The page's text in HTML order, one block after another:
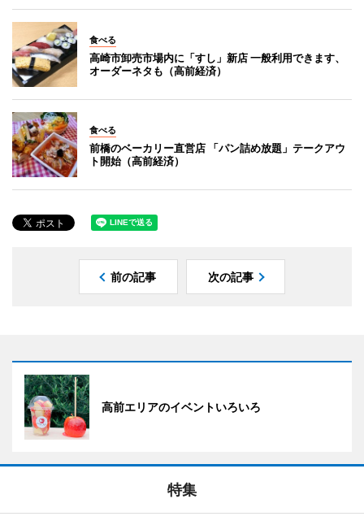
食べる
高崎市卸売市場内に「すし」新店 一般利用できます、
オーダーネタも（高前経済）
食べる
前橋のベーカリー直営店 「パン詰め放題」テークアウ
ト開始（高前経済）
前の記事 次の記事
高前エリアのイベントいろいろ
特集